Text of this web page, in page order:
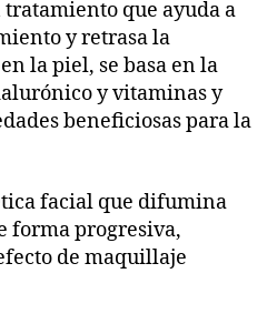
que ayuda a
y retrasa la
la piel, se basa en la
y vitaminas y
beneficiosas para la
facial que difumina
forma progresiva,
de maquillaje